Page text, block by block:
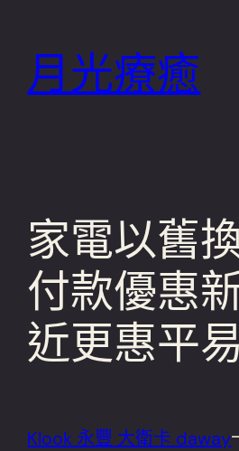
月光療癒
家電以舊
付款優惠
近更惠平
Klook 永豐 大衛卡 daway